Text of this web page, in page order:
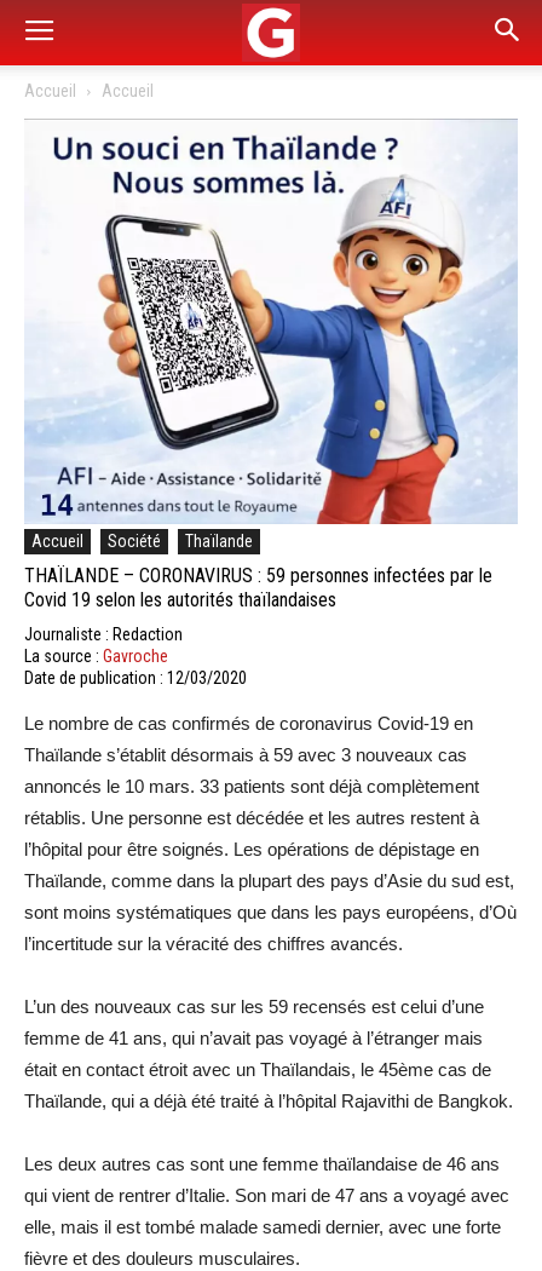
Accueil Accueil
Accueil Société Thaïlande
THAÏLANDE – CORONAVIRUS : 59 personnes infectées par le
Covid 19 selon les autorités thaïlandaises
Journaliste : Redaction
La source : Gavroche
Date de publication : 12/03/2020
Le nombre de cas confirmés de coronavirus Covid-19 en
Thaïlande s’établit désormais à 59 avec 3 nouveaux cas
annoncés le 10 mars. 33 patients sont déjà complètement
rétablis. Une personne est décédée et les autres restent à
l’hôpital pour être soignés. Les opérations de dépistage en
Thaïlande, comme dans la plupart des pays d’Asie du sud est,
sont moins systématiques que dans les pays européens, d’Où
l’incertitude sur la véracité des chiffres avancés.
L’un des nouveaux cas sur les 59 recensés est celui d’une
femme de 41 ans, qui n’avait pas voyagé à l’étranger mais
était en contact étroit avec un Thaïlandais, le 45ème cas de
Thaïlande, qui a déjà été traité à l’hôpital Rajavithi de Bangkok.
Les deux autres cas sont une femme thaïlandaise de 46 ans
qui vient de rentrer d’Italie. Son mari de 47 ans a voyagé avec
elle, mais il est tombé malade samedi dernier, avec une forte
fièvre et des douleurs musculaires.